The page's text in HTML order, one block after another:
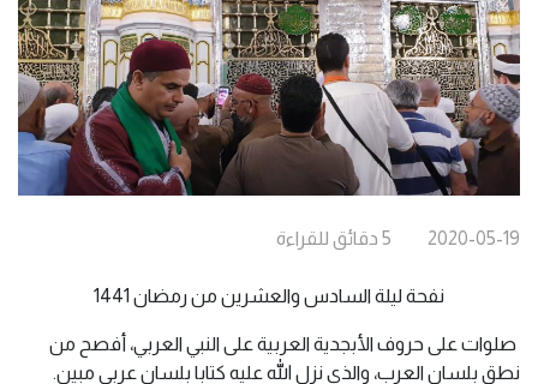
2020-05-19
5 دقائق للقراءة
نفحة ليلة السادس والعشرين من رمضان 1441
صلوات على حروف الأبجدية العربية على النبي العربي، أفصح من
نطق بلسان العرب، والذي نزل الله عليه كتابا بلسان عربي مبين.